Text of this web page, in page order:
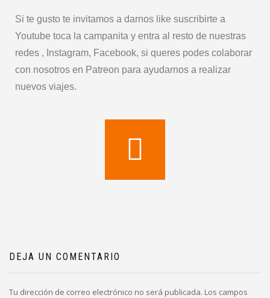
Si te gusto te invitamos a darnos like suscribirte a
Youtube toca la campanita y entra al resto de nuestras
redes , Instagram, Facebook, si queres podes colaborar
con nosotros en Patreon para ayudarnos a realizar
nuevos viajes.
DEJA UN COMENTARIO
Tu dirección de correo electrónico no será publicada. Los campos